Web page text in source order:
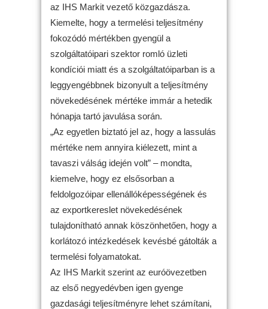
az IHS Markit vezető közgazdásza.
Kiemelte, hogy a termelési teljesítmény
fokozódó mértékben gyengül a
szolgáltatóipari szektor romló üzleti
kondíciói miatt és a szolgáltatóiparban is a
leggyengébbnek bizonyult a teljesítmény
növekedésének mértéke immár a hetedik
hónapja tartó javulása során.
„Az egyetlen biztató jel az, hogy a lassulás
mértéke nem annyira kiélezett, mint a
tavaszi válság idején volt” – mondta,
kiemelve, hogy ez elsősorban a
feldolgozóipar ellenállóképességének és
az exportkereslet növekedésének
tulajdonítható annak köszönhetően, hogy a
korlátozó intézkedések kevésbé gátolták a
termelési folyamatokat.
Az IHS Markit szerint az euróövezetben
az első negyedévben igen gyenge
gazdasági teljesítményre lehet számítani,